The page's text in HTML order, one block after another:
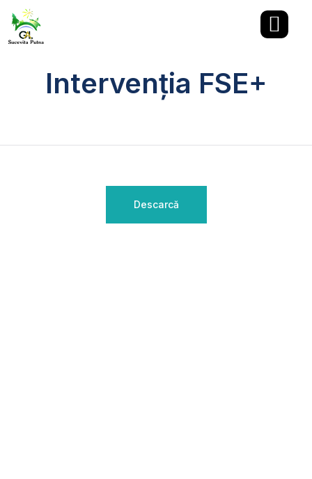
Intervenția FSE+
Descarcă